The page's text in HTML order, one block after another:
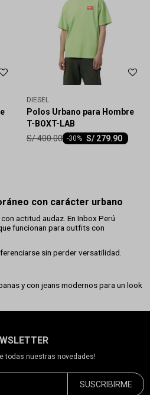
DIESEL
Polos Urbano para Hombre
T-BOXT-LAB
S/ 279.90
-30
S/400.00
con carácter urbano
actitud audaz. En Inbox Perú
funcionan para outfits con
sin perder versatilidad.
y con jeans modernos para un look
todas nuestras novedades!
SUSCRIBIRME